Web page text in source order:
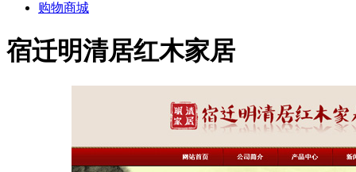
购物商城
宿迁明清居红木家居